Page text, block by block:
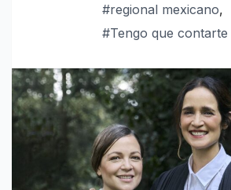
#regional mexicano,
#Tengo que contarte